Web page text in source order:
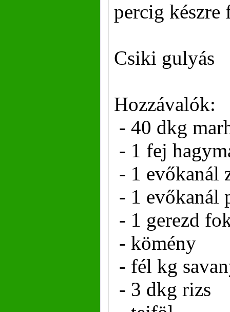
percig készre
Csiki gulyás
Hozzávalók:
- 40 dkg
- 1 fej
- 1 evőkanál
- 1 evőkanál
- 1 gerezd
- kömény
- fél kg
- 3 dkg rizs